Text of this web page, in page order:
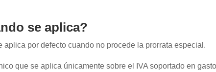
se aplica?
aplica por defecto cuando no procede la prorrata especial.
que se aplica únicamente sobre el IVA soportado en